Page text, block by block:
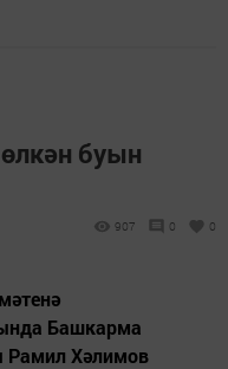
буын
907 0 0
Башкарма
Рамил Хәлимов